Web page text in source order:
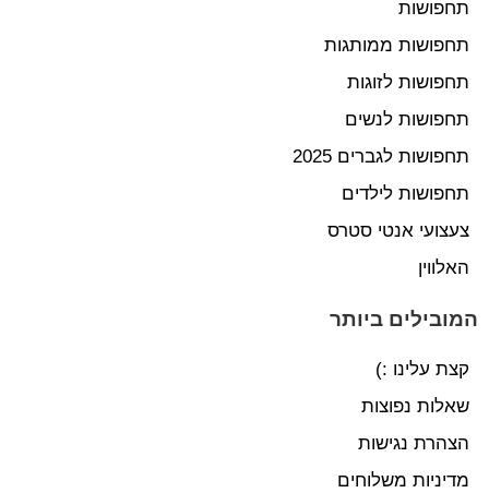
תחפושות
תחפושות ממותגות
תחפושות לזוגות
תחפושות לנשים
תחפושות לגברים 2025
תחפושות לילדים
צעצועי אנטי סטרס
האלווין
המובילים ביותר
קצת עלינו :)
שאלות נפוצות
הצהרת נגישות
מדיניות משלוחים